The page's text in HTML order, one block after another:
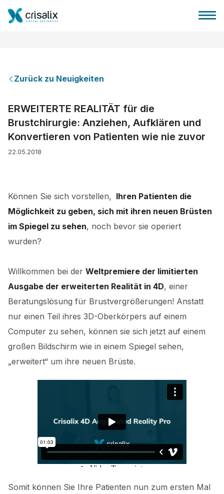
Startseite für Chirurgen
3D-Business-Plattform
Zurück zu Neuigkeiten
ERWEITERTE REALITÄT für die
Brustchirurgie: Anziehen, Aufklären und
Konvertieren von Patienten wie nie zuvor
22.05.2018
Können Sie sich vorstellen, Ihren Patienten die
Möglichkeit zu geben, sich mit ihren neuen Brüsten
im Spiegel zu sehen, noch bevor sie operiert
wurden?
Willkommen bei der Weltpremiere der limitierten
Ausgabe der erweiterten Realität in 4D, einer
Beratungslösung für Brustvergrößerungen! Anstatt
nur einen Teil ihres 3D-Oberkörpers auf einem
Computer zu sehen, können sie sich jetzt auf einem
großen Bildschirm wie in einem Spiegel sehen,
„erweitert“ um ihre neuen Brüste.
Somit können Sie Ihre Patienten nun zum ersten Mal